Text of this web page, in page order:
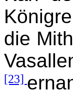
die
[23]